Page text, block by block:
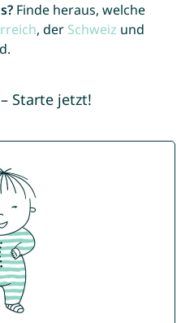
Finde heraus, welche
, der Schweiz und
Starte jetzt!